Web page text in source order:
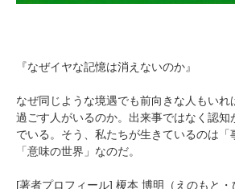
『なぜイヤな記憶は消えないのか』
なぜ同じような境遇でも前向きな人もいれ
過ごす人がいるのか。出来事ではなく認知
でいる。そう、私たちが生きているのは「
「意味の世界」なのだ。
[著者プロフィール] 榎本 博明（えのもと・